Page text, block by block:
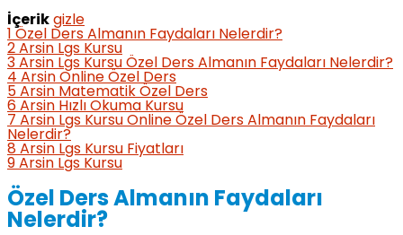
İçerik gizle
Özel Ders Almanın Faydaları Nelerdir?
2 Arsin Lgs Kursu
3 Arsin Lgs Kursu Özel Ders Almanın Faydaları Nelerdir?
4 Arsin Online Özel Ders
5 Arsin Matematik Özel Ders
6 Arsin Hızlı Okuma Kursu
7 Arsin Lgs Kursu Online Özel Ders Almanın Faydaları
Nelerdir?
8 Arsin Lgs Kursu Fiyatları
9 Arsin Lgs Kursu
Özel Ders Almanın Faydaları
Nelerdir?